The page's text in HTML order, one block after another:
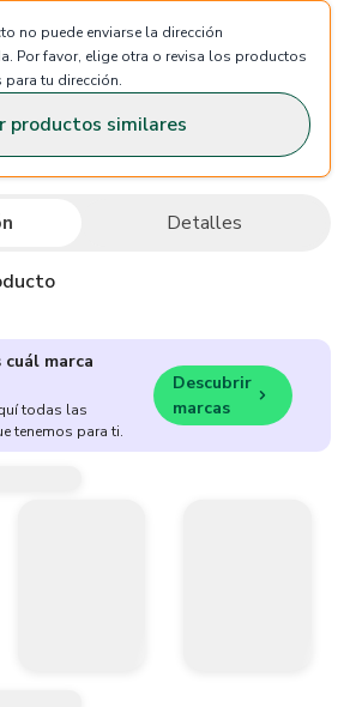
no puede enviarse la dirección
Por favor, elige otra o revisa los productos
tu dirección.
productos similares
Detalles
cuál marca
todas las
tenemos para ti.
Descubrir
marcas